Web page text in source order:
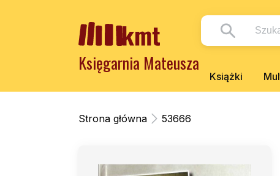
Księgarnia Mateusza
Książki
Strona główna 53666